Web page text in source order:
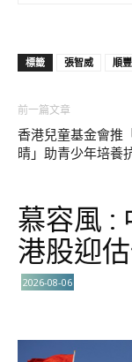
標籤 張智威 順
前一篇文章
香港兒童基金會推
晴」助青少年培養
慕容風 :
港股迎
2026-08-06